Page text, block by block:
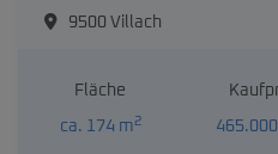
9500 Villach
Fläche
ca. 174 m2